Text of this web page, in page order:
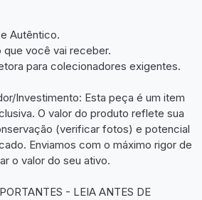
Autêntico.
que você vai receber.
para colecionadores exigentes.
Investimento: Esta peça é um item
O valor do produto reflete sua
(verificar fotos) e potencial
Enviamos com o máximo rigor de
o valor do seu ativo.
- LEIA ANTES DE